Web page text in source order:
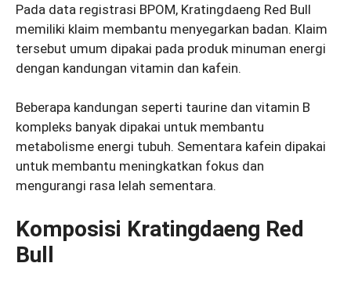
Pada data registrasi BPOM, Kratingdaeng Red Bull
memiliki klaim membantu menyegarkan badan. Klaim
tersebut umum dipakai pada produk minuman energi
dengan kandungan vitamin dan kafein.
Beberapa kandungan seperti taurine dan vitamin B
kompleks banyak dipakai untuk membantu
metabolisme energi tubuh. Sementara kafein dipakai
untuk membantu meningkatkan fokus dan
mengurangi rasa lelah sementara.
Komposisi Kratingdaeng Red
Bull